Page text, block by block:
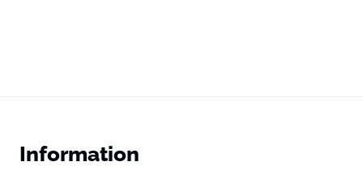
Information